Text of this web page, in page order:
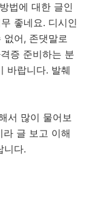
법에 대한 글인
좋네요. 디시인
어, 존댓말로
증 준비하는 분
바랍니다. 발췌
서 많이 물어보
글 보고 이해
니다.